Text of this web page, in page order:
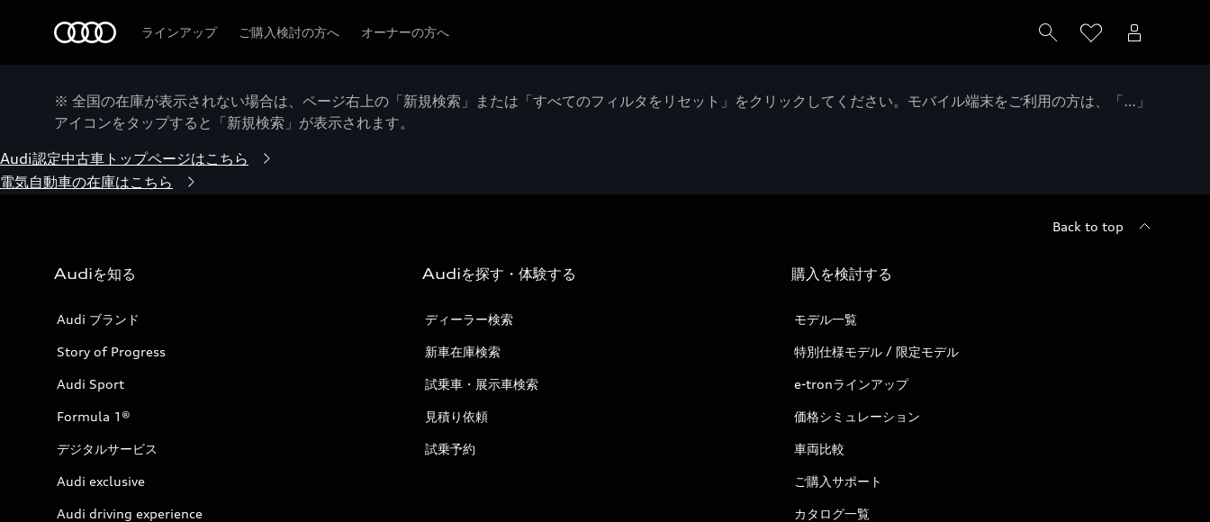
ラインアップ ご購入検討の方へ オーナーの方へ
※ 全国の在庫が表示されない場合は、ページ右上の「新規検索」または「すべてのフィルタをリセット」をクリックしてください。モバイル端末をご利用の方は、「…」
アイコンをタップすると「新規検索」が表示されます。
Audi認定中古車トップページはこちら
電気自動車の在庫はこちら
Back to top
Audiを知る
Audi ブランド
Story of Progress
Audi Sport
Formula 1®
デジタルサービス
Audi exclusive
Audi driving experience
Audiを探す・体験する
ディーラー検索
新車在庫検索
試乗車・展示車検索
見積り依頼
試乗予約
購入を検討する
モデル一覧
特別仕様モデル / 限定モデル
e-tronラインアップ
価格シミュレーション
車両比較
ご購入サポート
カタログ一覧